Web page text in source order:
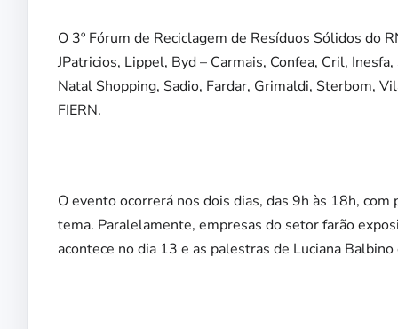
O 3º Fórum de Reciclagem de Resíduos Sólidos do
JPatricios, Lippel, Byd – Carmais, Confea, Cril,
Natal Shopping, Sadio, Fardar, Grimaldi, Sterbom,
FIERN.
O evento ocorrerá nos dois dias, das 9h às 18h,
tema. Paralelamente, empresas do setor farão
acontece no dia 13 e as palestras de Luciana